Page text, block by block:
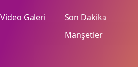
Video Galeri
Son Dakika
Manşetler